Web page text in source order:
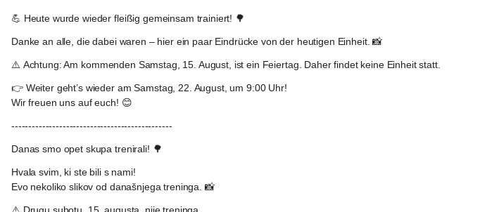
💪 Heute wurde wieder fleißig gemeinsam trainiert! 🌳
Danke an alle, die dabei waren – hier ein paar Eindrücke von der heutigen Einheit. 📸
⚠️ Achtung: Am kommenden Samstag, 15. August , ist ein Feiertag . Daher findet keine Einheit statt.
👉 Weiter geht’s wieder am Samstag, 22. August, um 9:00 Uhr!
Wir freuen uns auf euch! 😊
-----------------------------------------------
Danas smo opet skupa trenirali! 🌳
Hvala svim, ki ste bili s nami!
Evo nekoliko slikov od današnjega treninga. 📸